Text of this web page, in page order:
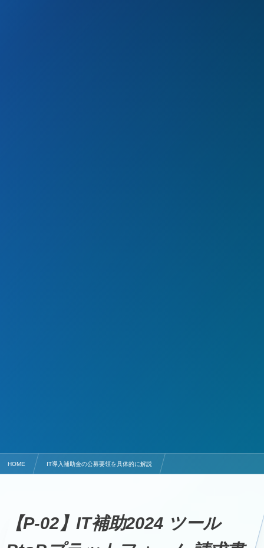
HOME IT導入補助金の公募要領を具体的に解説
【P-02】 IT補助2024 ツール